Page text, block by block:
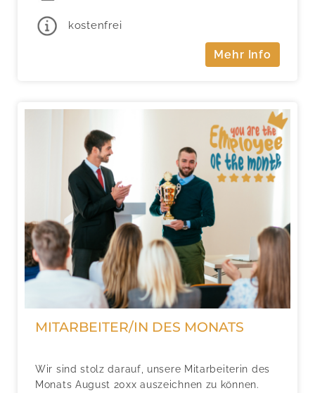
kostenfrei
Mehr Info
MITARBEITER/IN DES MONATS
Wir sind stolz darauf, unsere Mitarbeiterin des
Monats August 20xx auszeichnen zu können.